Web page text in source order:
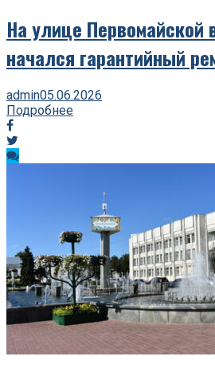
На улице Первомайской
начался гарантийный
admin05.06.2026
Подробнее